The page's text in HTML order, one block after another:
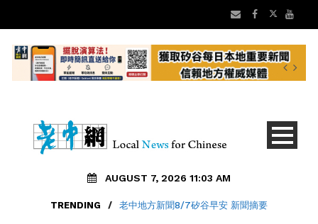
AUGUST 7, 2026 11:03 AM
TRENDING / 老中地方新聞8/7矽谷早安 新聞摘要